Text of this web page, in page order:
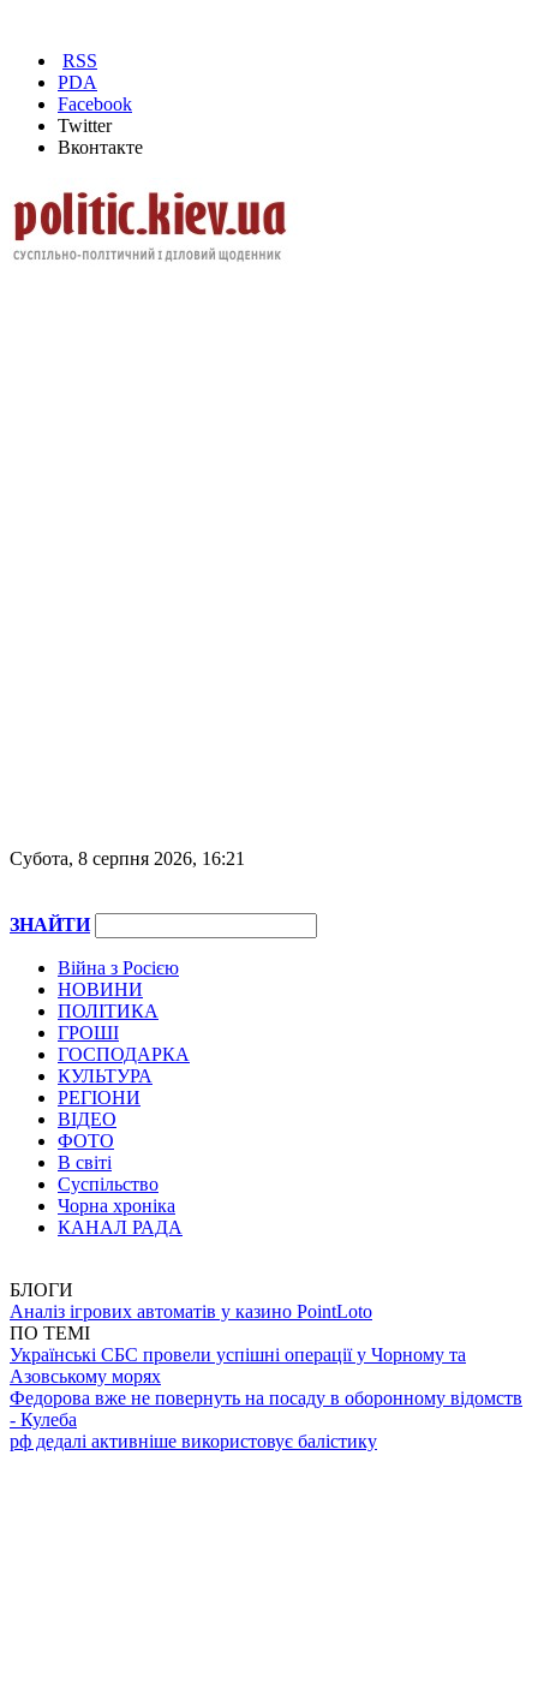
RSS
PDA
Facebook
Twitter
Вконтакте
Субота, 8 серпня 2026, 16:21
ЗНАЙТИ
Війна з Росією
НОВИНИ
ПОЛІТИКА
ГРОШІ
ГОСПОДАРКА
КУЛЬТУРА
РЕГІОНИ
ВІДЕО
ФОТО
В світі
Суспільство
Чорна хроніка
КАНАЛ РАДА
БЛОГИ
Аналіз ігрових автоматів у казино PointLoto
ПО ТЕМІ
Українські СБС провели успішні операції у Чорному та
Азовському морях
Федорова вже не повернуть на посаду в оборонному відомств
- Кулеба
рф дедалі активніше використовує балістику